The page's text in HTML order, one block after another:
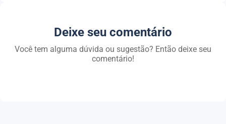
Deixe seu comentário
Você tem alguma dúvida ou sugestão? Então deixe seu
comentário!